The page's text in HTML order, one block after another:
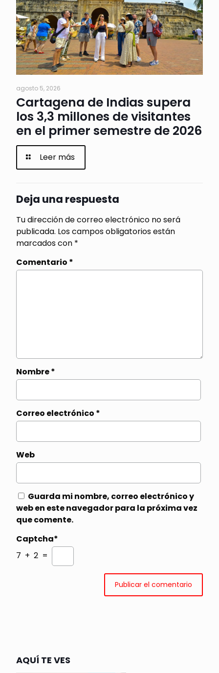
agosto 5, 2026
Cartagena de Indias supera
los 3,3 millones de visitantes
en el primer semestre de 2026
Leer más
Deja una respuesta
Tu dirección de correo electrónico no será
publicada. Los campos obligatorios están
marcados con *
Comentario *
Nombre*
Correo electrónico *
Web
Guarda mi nombre, correo electrónico y
web en este navegador para la próxima vez
que comente.
Captcha*
7 + 2 =
AQUÍ TE VES